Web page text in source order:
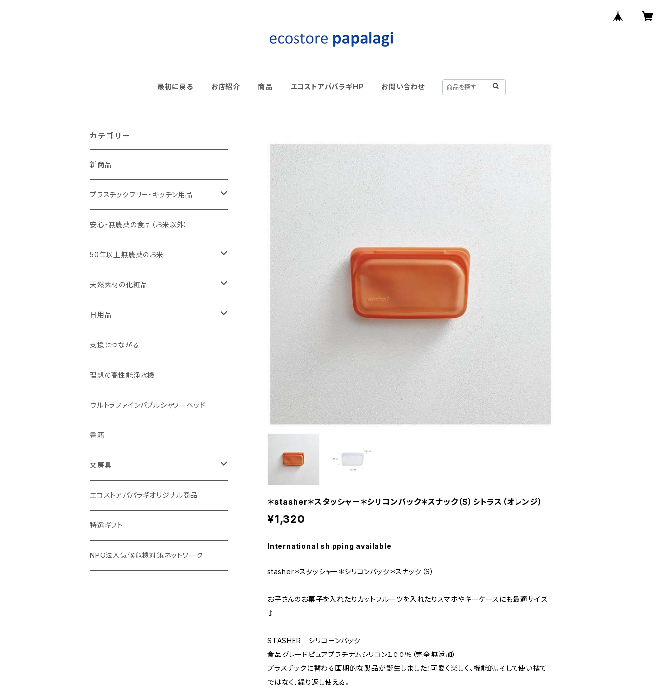
最初に戻る お店紹介 商品 エコストアパパラギHP お問い合わせ
＊stasher＊スタッシャー＊シリコンバック＊スナック（S）シトラス（オレンジ）
¥1,320
International shipping available
stasher＊スタッシャー＊シリコンバック＊スナック（S）
お子さんのお菓子を入れたりカットフルーツを入れたりスマホやキーケースにも最適サイズ
♪
STASHER シリコーンバック
食品グレードピュアプラチナムシリコン１００％（完全無添加）
プラスチックに替わる画期的な製品が誕生しました！可愛く楽しく、機能的。そして使い捨て
ではなく、繰り返し使える。
カテゴリー
新商品
プラスチックフリー・キッチン用品
キッチンスポンジ・キッチンブラシ
びわこ・和太布（日本独自の方法で織られ
た木綿の布巾）
weck（ドイツ生まれのガラス容器）
スタッシャー（シリコンの保存容器）
お弁当箱
無塗装カトラリー
マイボトル
Ecoffee Cup（環境にやさしい竹素材）
stojo(折り畳めて何度でも使用できるコ
ーヒーカップ)
オリーブウッド カッティングボード
調理用品
安心・無農薬の食品（お米以外）
50年以上無農薬のお米
玄米（定期便）
白米（定期便）
分づき米（定期便）
玄米（1回購入）
白米（1回購入）
分づき米（1回購入）
天然素材の化粧品
日焼け止め
ヘアケア
スキンケア
リップバーム
国産シャンプーバー・コンディショナーバ
ー
日用品
国産シャンプーバー・コンディショナーバ
ー
オーラルケア
生分解性ソープ類・せっけん
アメニティー・バス用品
天然素材のブラシ、掃除道具
生理用品
虫除けグッズ
支援につながる
理想の高性能浄水機
ウルトラファインバブルシャワーヘッド
書籍
文房具
バナナペーパーグッズ
天然素材の消しゴム
エコストアパパラギオリジナル商品
特選ギフト
NPO法人気候危機対策ネットワーク